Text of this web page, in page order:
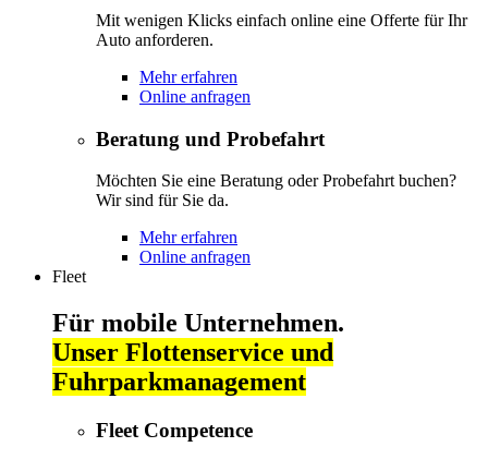
Mit wenigen Klicks einfach online eine Offerte für Ihr
Auto anforderen.
Mehr erfahren
Online anfragen
Beratung und Probefahrt
Möchten Sie eine Beratung oder Probefahrt buchen?
Wir sind für Sie da.
Mehr erfahren
Online anfragen
Fleet
Für mobile Unternehmen.
Unser Flottenservice und
Fuhrparkmanagement
Fleet Competence